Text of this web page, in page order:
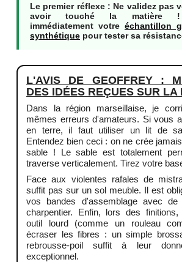
Le premier réflexe : Ne validez pas
avoir touché la matière !
immédiatement votre échantillon
synthétique pour tester sa
L'AVIS DE GEOFFREY :
DES IDÉES REÇUES SUR LA
Dans la région marseillaise, je
mêmes erreurs d'amateurs. Si vous
en terre, il faut utiliser un lit de
Entendez bien ceci : on ne crée
sable ! Le sable est totalement
traverse verticalement. Tirez votre
Face aux violentes rafales de
suffit pas sur un sol meuble. Il est
vos bandes d'assemblage avec
charpentier. Enfin, lors des
outil lourd (comme un rouleau
écraser les fibres : un simple
rebrousse-poil suffit à leur
exceptionnel.